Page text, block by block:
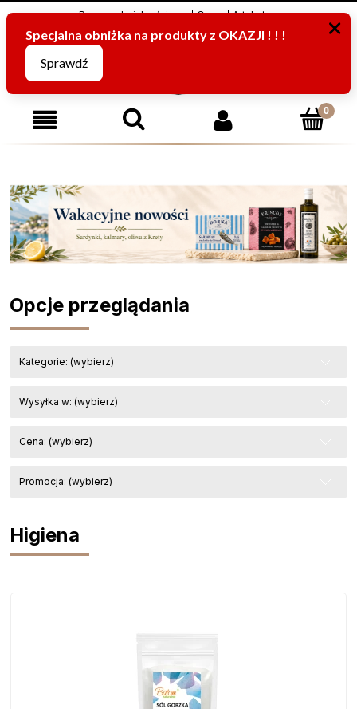
Program Lojalnościowy O nas Artykuły
795816067 (pn-pt od 8:00 -15:00)
Opcje przeglądania
Kategorie: (wybierz)
Wysyłka w: (wybierz)
Cena: (wybierz)
Promocja: (wybierz)
Higiena